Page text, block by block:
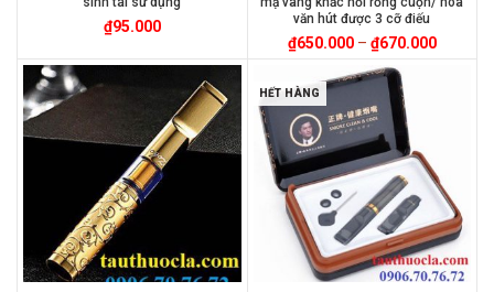
₫95.000
văn hút được 3 cỡ điếu
₫650.000– ₫670.000
HẾT HÀNG